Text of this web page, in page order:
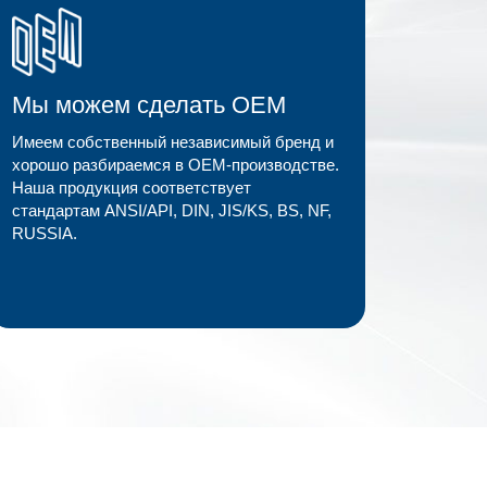
Мы можем сделать OEM
Имеем собственный независимый бренд и
хорошо разбираемся в OEM-производстве.
Наша продукция соответствует
стандартам ANSI/API, DIN, JIS/KS, BS, NF,
RUSSIA.